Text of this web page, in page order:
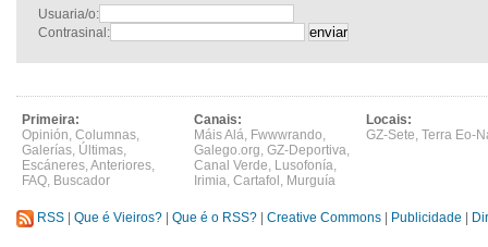
Usuaria/o:
Contrasinal:
Primeira:
Opinión, Columnas,
Galerías, Últimas,
Escáneres,Anteriores,
FAQ, Buscador
Canais:
Máis Alá, Fwwwrando,
Galego.org, GZ-Deportiva,
Canal Verde, Lusofonía,
Irimia, Cartafol , Murguía
Locais:
GZ-Sete, Terra Eo-
RSS Que é Vieiros? Que é o RSS? Creative Commons Publicidade